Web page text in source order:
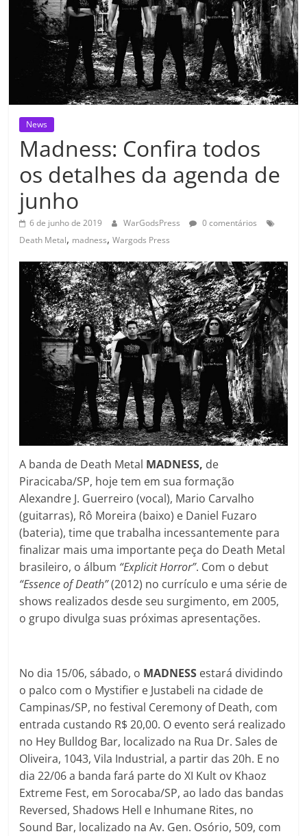
News
Madness: Confira todos
os detalhes da agenda de
junho
6 de junho de 2019 WarGodsPress
0 comentários
Death Metal, madness,Wargods Press
A banda de Death Metal MADNESS, de
Piracicaba/SP, hoje tem em sua formação
Alexandre J. Guerreiro (vocal), Mario Carvalho
(guitarras), Rô Moreira (baixo) e Daniel Fuzaro
(bateria), time que trabalha incessantemente para
finalizar mais uma importante peça do Death Metal
brasileiro, o álbum “Explicit Horror”. Com o debut
“Essence of Death”(2012) no currículo e uma série de
shows realizados desde seu surgimento, em 2005,
o grupo divulga suas próximas apresentações.
No dia 15/06, sábado, o MADNESS estará dividindo
o palco com o Mystifier e Justabeli na cidade de
Campinas/SP, no festival Ceremony of Death, com
entrada custando R$ 20,00. O evento será realizado
no Hey Bulldog Bar, localizado na Rua Dr. Sales de
Oliveira, 1043, Vila Industrial, a partir das 20h. E no
dia 22/06 a banda fará parte do XI Kult ov Khaoz
Extreme Fest, em Sorocaba/SP, ao lado das bandas
Reversed, Shadows Hell e Inhumane Rites, no
Sound Bar, localizado na Av. Gen. Osório, 509, com